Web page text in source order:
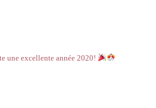
une excellente année 2020!